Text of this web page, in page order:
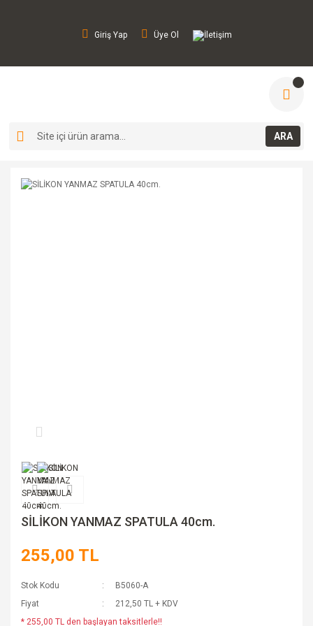
Giriş Yap Üye Ol İletişim
ARA
SİLİKON YANMAZ SPATULA 40cm.
255,00 TL
Stok Kodu
B5060-A
Fiyat
212,50 TL + KDV
* 255,00 TL den başlayan taksitlerle!!